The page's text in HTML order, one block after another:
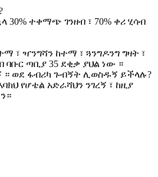
30% ተቀማጭ ገንዘብ ፣ 70% ቀሪ ሂሳብ
፣ ዣንግሻን ከተማ ፣ ጓንግዶንግ ግዛት ፣
ባቡር ጣቢያ 35 ደቂቃ ያህል ነው ።
። ወደ ፋብሪካ ጉብኝት ሊወስዱኝ ይችላሉ?
የሆቴል አድራሻህን ንገረኝ ፣ ከዚያ